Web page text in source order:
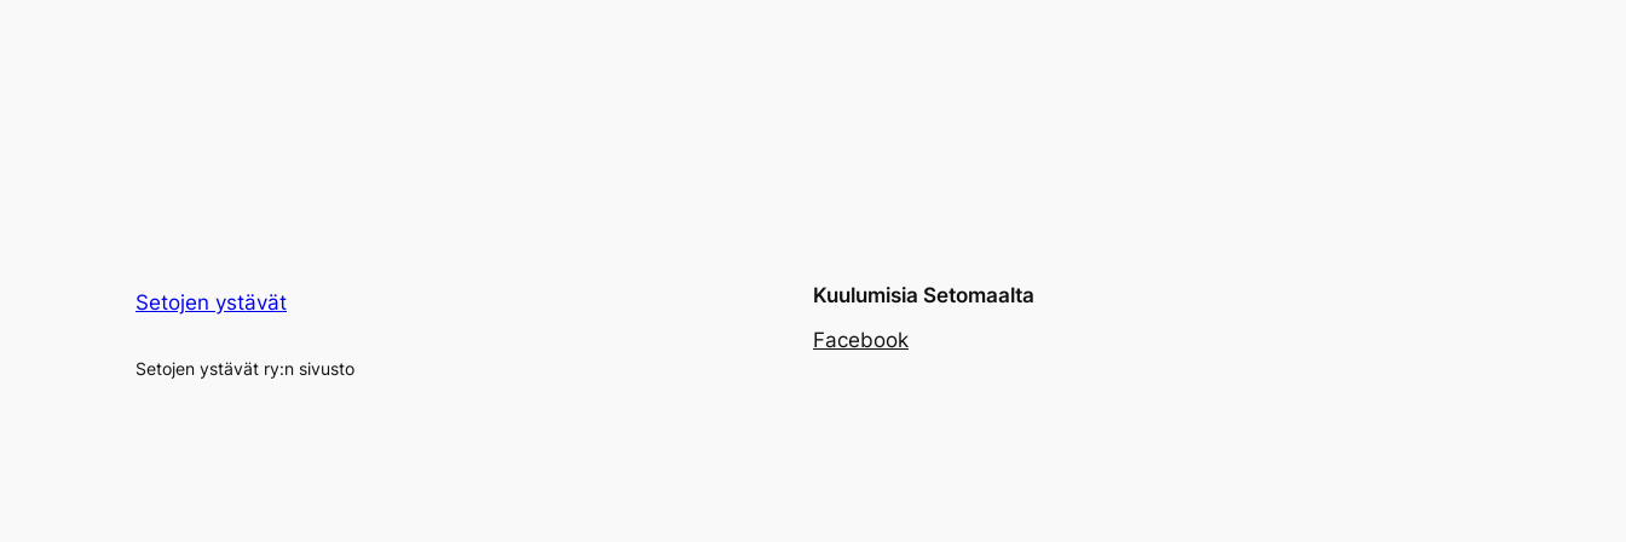
Setojen ystävät
Setojen ystävät ry:n sivusto
Kuulumisia Setomaalta
Facebook